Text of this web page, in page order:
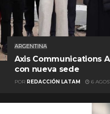
ARGENTINA
Axis Communications
con nueva sede
POR REDACCIÓN LATAM 6